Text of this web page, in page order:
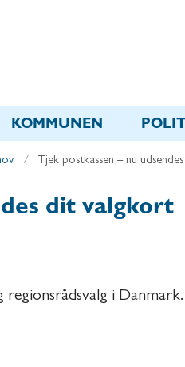
KOMMUNEN
Tjek postkassen – nu
dit valgkort
i